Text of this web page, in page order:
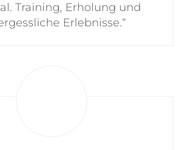
Training, Erholung und
Erlebnisse.“